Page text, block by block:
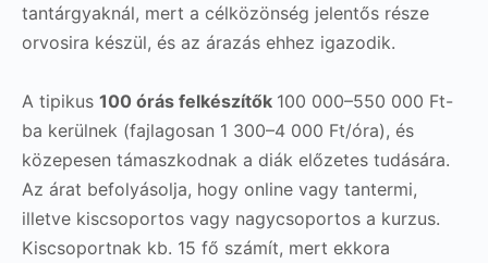
tantárgyaknál, mert a célközönség jelentős része
orvosira készül, és az árazás ehhez igazodik.
A tipikus 100 órás felkészítők 100 000–550 000 Ft-
ba kerülnek (fajlagosan 1 300–4 000 Ft/óra), és
közepesen támaszkodnak a diák előzetes tudására.
Az árat befolyásolja, hogy online vagy tantermi,
illetve kiscsoportos vagy nagycsoportos a kurzus.
Kiscsoportnak kb. 15 fő számít, mert ekkora